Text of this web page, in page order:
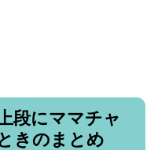
段にママチャ
きのまとめ